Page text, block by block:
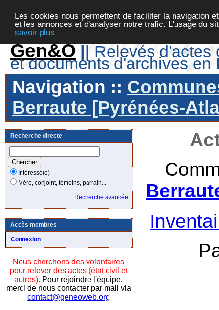
Les cookies nous permettent de faciliter la navigation
et les annonces et d'analyser notre trafic. L'usage du
savoir plus
Gen&O || Relevés d'actes
et documents d'archives en
Navigation ::
Berraute [Pyrénées-
Recherche directe
Intéressé(e)
Mère, conjoint, témoins, parrain...
Recherche avancée
Accès membres
Connexion
Nous cherchons des volontaires
pour relever des actes (état civil et
autres). Pour rejoindre l'équipe,
merci de nous contacter par mail via
contact@geneoweb.org